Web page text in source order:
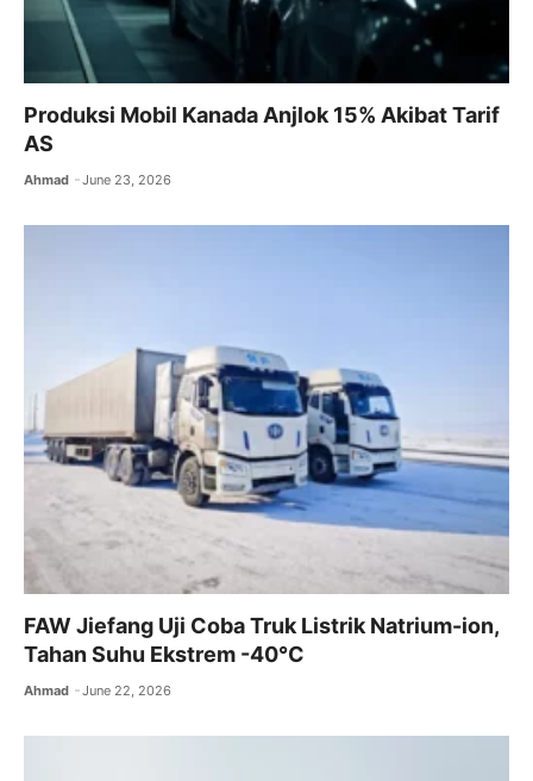
Produksi Mobil Kanada Anjlok 15% Akibat Tarif
AS
Ahmad June 23, 2026
FAW Jiefang Uji Coba Truk Listrik Natrium-ion,
Tahan Suhu Ekstrem -40°C
Ahmad June 22, 2026